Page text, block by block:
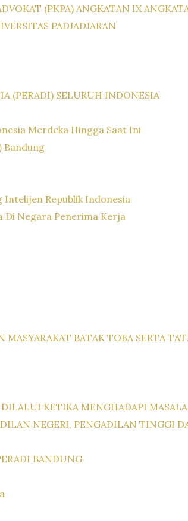
(PKPA) ANGKATAN IX
PADJADJARAN
(PERADI) SELURUH INDONESIA
Merdeka Hingga Saat Ini
Bandung
Intelijen Republik Indonesia
Di Negara Penerima Kerja
BATAK TOBA SERTA
DILALUI KETIKA MENGHADAPI
NEGERI, PENGADILAN TINGGI
BANDUNG